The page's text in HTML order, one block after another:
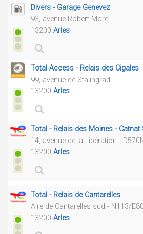
Divers - Garage Genevez
93, avenue Robert Morel
13200 Arles
Total Access - Relais des Cigales
99, avenue de Stalingrad
13200 Arles
Total - Relais des Moines - Catnat
14, avenue de la Libération -
13200 Arles
Total - Relais de Cantarelles
Aire de Cantarelles sud - N113/E80
13200 Arles